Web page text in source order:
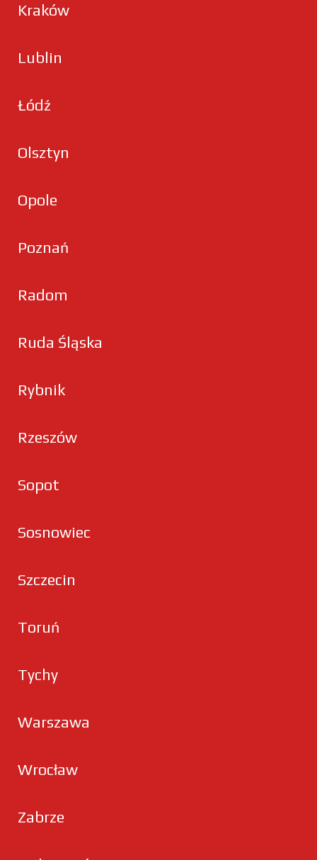
Kraków
Lublin
Łódź
Olsztyn
Opole
Poznań
Radom
Ruda Śląska
Rybnik
Rzeszów
Sopot
Sosnowiec
Szczecin
Toruń
Tychy
Warszawa
Wrocław
Zabrze